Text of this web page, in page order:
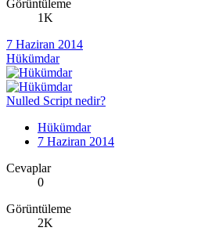
Görüntüleme
1K
7 Haziran 2014
Hükümdar
Nulled Script nedir?
Hükümdar
7 Haziran 2014
Cevaplar
0
Görüntüleme
2K